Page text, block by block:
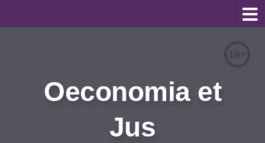
Для авторовOeconomia et
Jus